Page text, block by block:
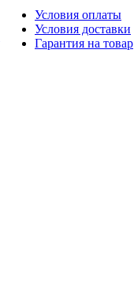
Условия оплаты
Условия доставки
Гарантия на товар